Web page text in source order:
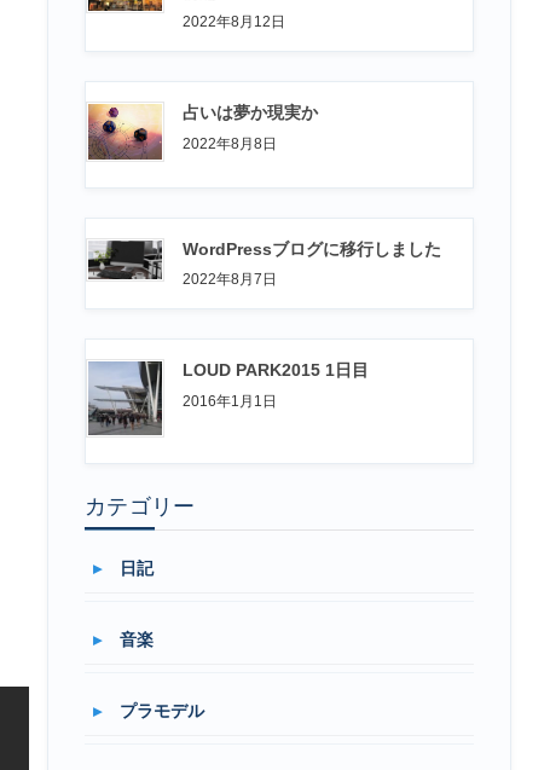
2022年8月12日
占いは夢か現実か
2022年8月8日
WordPressブログに移行しました
2022年8月7日
LOUD PARK2015 1日目
2016年1月1日
カテゴリー
日記
音楽
プラモデル